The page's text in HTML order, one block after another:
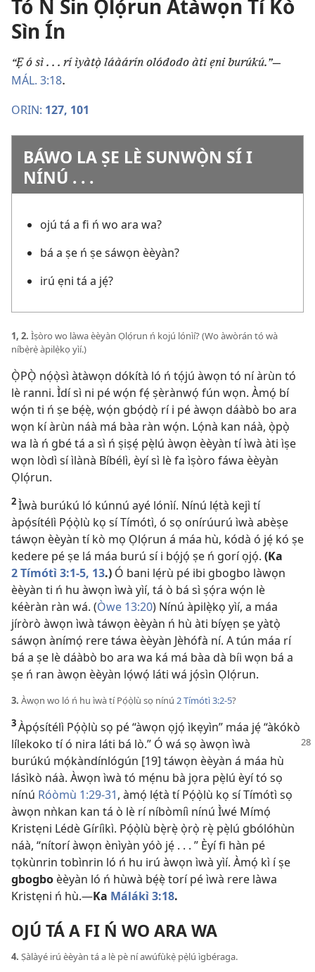
Tó Ń Sin Ọlọ́run Àtàwọn Tí Kò
Sìn Ín
“Ẹ ó sì . . . rí ìyàtọ̀ láàárín olódodo àti ẹni burúkú.”​—
MÁL. 3:18.
ORIN: 127, 101
BÁWO LA ṢE LÈ SUNWỌ̀N SÍ I
NÍNÚ . . .
ojú tá a fi ń wo ara wa?
bá a ṣe ń ṣe sáwọn èèyàn?
irú ẹni tá a jẹ́?
1, 2. Ìṣòro wo làwa èèyàn Ọlọ́run ń kojú lónìí? (Wo àwòrán tó wà
níbẹ̀rẹ̀ àpilẹ̀kọ yìí.)
Ọ̀PỌ̀ nọ́ọ̀sì àtàwọn dókítà ló ń tọ́jú àwọn tó ní àrùn tó
lè ranni. Ìdí sì ni pé wọ́n fẹ́ ṣèrànwọ́ fún wọn. Àmọ́ bí
wọ́n ti ń ṣe bẹ́ẹ̀, wọ́n gbọ́dọ̀ rí i pé àwọn dáàbò bo ara
wọn kí àrùn náà má bàa ràn wọ́n. Lọ́nà kan náà, ọ̀pọ̀
wa là ń gbé tá a sì ń ṣiṣẹ́ pẹ̀lú àwọn èèyàn tí ìwà àti ìṣe
wọn lòdì sí ìlànà Bíbélì, èyí sì lè fa ìṣòro fáwa èèyàn
Ọlọ́run.
2Ìwà burúkú ló kúnnú ayé lónìí. Nínú lẹ́tà kejì tí
àpọ́sítélì Pọ́ọ̀lù kọ sí Tímótì, ó sọ onírúurú ìwà abèṣe
táwọn èèyàn tí kò mọ Ọlọ́run á máa hù, kódà ó jẹ́ kó ṣe
kedere pé ṣe lá máa burú sí i bọ́jọ́ ṣe ń gorí ọjọ́. (Ka
2 Tímótì 3:​1-5, 13.) Ó bani lẹ́rù pé ibi gbogbo làwọn
èèyàn ti ń hu àwọn ìwà yìí, tá ò bá sì ṣọ́ra wọ́n lè
kéèràn ràn wá. (Òwe 13:20) Nínú àpilẹ̀kọ yìí, a máa
jíròrò àwọn ìwà táwọn èèyàn ń hù àti bíyẹn ṣe yàtọ̀
sáwọn ànímọ́ rere táwa èèyàn Jèhófà ní. A tún máa rí
bá a ṣe lè dáàbò bo ara wa ká má bàa dà bíi wọn bá a
ṣe ń ran àwọn èèyàn lọ́wọ́ láti wá jọ́sìn Ọlọ́run.
3. Àwọn wo ló ń hu ìwà tí Pọ́ọ̀lù sọ nínú 2 Tímótì 3:​2-5?
3Àpọ́sítélì Pọ́ọ̀lù sọ pé “àwọn ọjọ́ ìkẹyìn” máa jẹ́ “àkókò
lílekoko tí ó nira láti bá lò.” Ó wá sọ àwọn ìwà
burúkú mọ́kàndínlógún [19] táwọn èèyàn á máa hù
lásìkò náà. Àwọn ìwà tó mẹ́nu bà jọra pẹ̀lú èyí tó sọ
nínú Róòmù 1:​29-31, àmọ́ lẹ́tà tí Pọ́ọ̀lù kọ sí Tímótì sọ
àwọn nǹkan kan tá ò lè rí níbòmíì nínú Ìwé Mímọ́
Kristẹni Lédè Gíríìkì. Pọ́ọ̀lù bẹ̀rẹ̀ ọ̀rọ̀ rẹ̀ pẹ̀lú gbólóhùn
náà, “nítorí àwọn ènìyàn yóò jẹ́ . . . ” Èyí fi hàn pé
tọkùnrin tobìnrin ló ń hu irú àwọn ìwà yìí. Àmọ́ kì í ṣe
gbogbo èèyàn ló ń hùwà bẹ́ẹ̀ torí pé ìwà rere làwa
Kristẹni ń hù.​—Ka Málákì 3:18.
OJÚ TÁ A FI Ń WO ARA WA
4. Ṣàlàyé irú èèyàn tá a lè pè ní awúfùkẹ̀ pẹ̀lú ìgbéraga.